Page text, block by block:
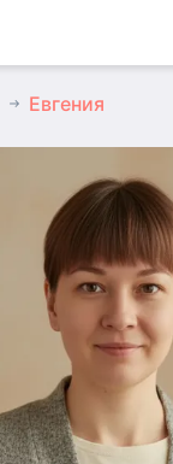
Евгения